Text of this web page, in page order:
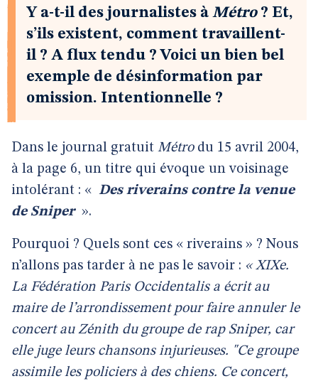
Y a-t-il des journalistes à Métro? Et,
s’ils existent, comment travaillent-
il ? A flux tendu ? Voici un bien bel
exemple de désinformation par
omission. Intentionnelle ?
Dans le journal gratuit Métrodu 15 avril 2004,
à la page 6, un titre qui évoque un voisinage
intolérant : « Des riverains contre la venue
de Sniper ».
Pourquoi ? Quels sont ces « riverains » ? Nous
n’allons pas tarder à ne pas le savoir : « XIXe.
La Fédération Paris Occidentalis a écrit au
maire de l’arrondissement pour faire annuler le
concert au Zénith du groupe de rap Sniper, car
elle juge leurs chansons injurieuses. "Ce groupe
assimile les policiers à des chiens. Ce concert,